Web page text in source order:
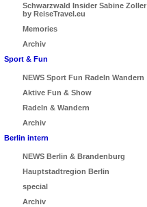
Schwarzwald Insider Sabine Zoller
by ReiseTravel.eu
Memories
Archiv
Sport & Fun
NEWS Sport Fun Radeln Wandern
Aktive Fun & Show
Radeln & Wandern
Archiv
Berlin intern
NEWS Berlin & Brandenburg
Hauptstadtregion Berlin
special
Archiv